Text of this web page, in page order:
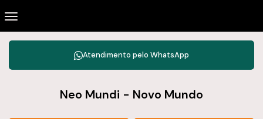
Atendimento pelo WhatsApp
Neo Mundi - Novo Mundo